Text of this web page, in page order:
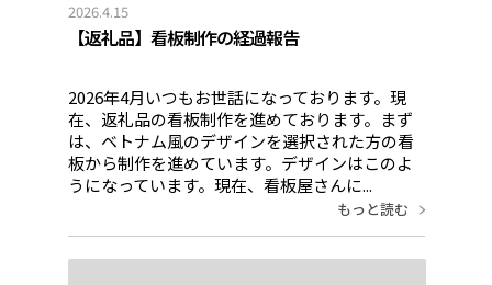
2026.4.15
【返礼品】看板制作の経過報告
2026年4月いつもお世話になっております。現
在、返礼品の看板制作を進めております。まず
は、ベトナム風のデザインを選択された方の看
板から制作を進めています。デザインはこのよ
うになっています。現在、看板屋さんに...
もっと読む